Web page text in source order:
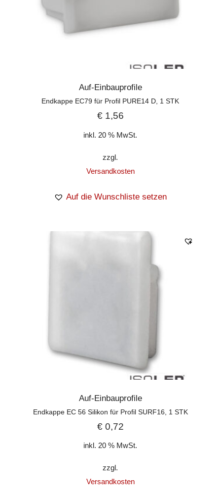
Auf-Einbauprofile
Endkappe EC79 für Profil PURE14 D, 1 STK
€1,56
inkl. 20 % MwSt.
zzgl.
Versandkosten
Auf die Wunschliste setzen
Auf-Einbauprofile
Endkappe EC 56 Silikon für Profil SURF16, 1 STK
€0,72
inkl. 20 % MwSt.
zzgl.
Versandkosten